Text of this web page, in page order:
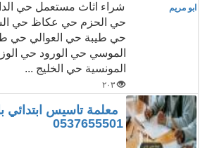
ابو مريم
شراء اثاث مستعمل حي
حي الحزم حي عكاظ حي
حي طيبة حي العوالي حي
الموسي حي الورود حي
المونسية حي الخليج ...
٢٠٣
معلمة تاسيس ابتدائي
0537655501